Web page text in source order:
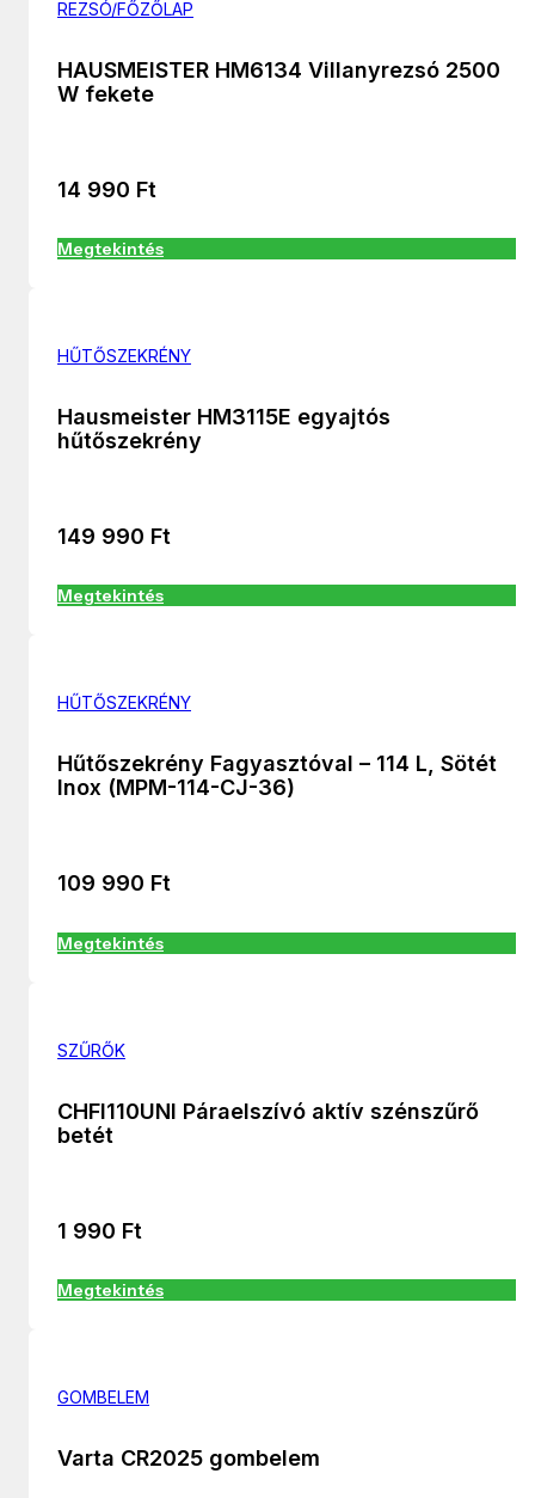
REZSÓ/FŐZŐLAP
HAUSMEISTER HM6134 Villanyrezsó 2500
W fekete
14 990 Ft
Megtekintés
HŰTŐSZEKRÉNY
Hausmeister HM3115E egyajtós
hűtőszekrény
149 990 Ft
Megtekintés
HŰTŐSZEKRÉNY
Hűtőszekrény Fagyasztóval – 114 L, Sötét
Inox (MPM-114-CJ-36)
109 990 Ft
Megtekintés
SZŰRŐK
CHFI110UNI Páraelszívó aktív szénszűrő
betét
1 990 Ft
Megtekintés
GOMBELEM
Varta CR2025 gombelem